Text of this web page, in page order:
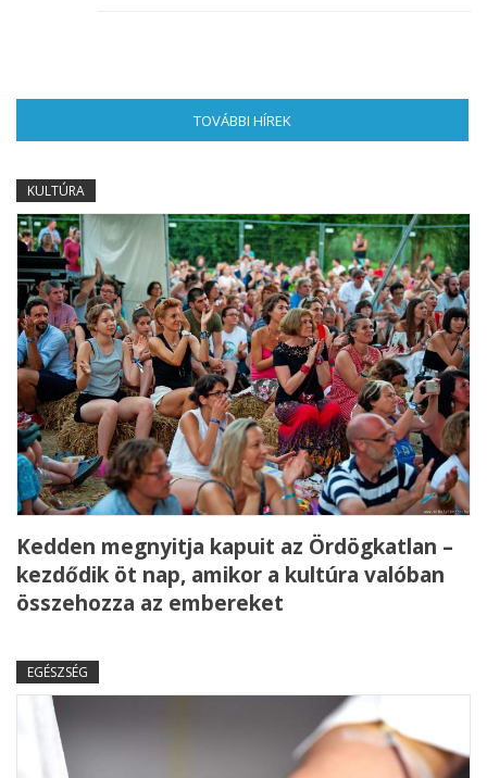
TOVÁBBI HÍREK
KULTÚRA
Kedden megnyitja kapuit az Ördögkatlan –
kezdődik öt nap, amikor a kultúra valóban
összehozza az embereket
EGÉSZSÉG